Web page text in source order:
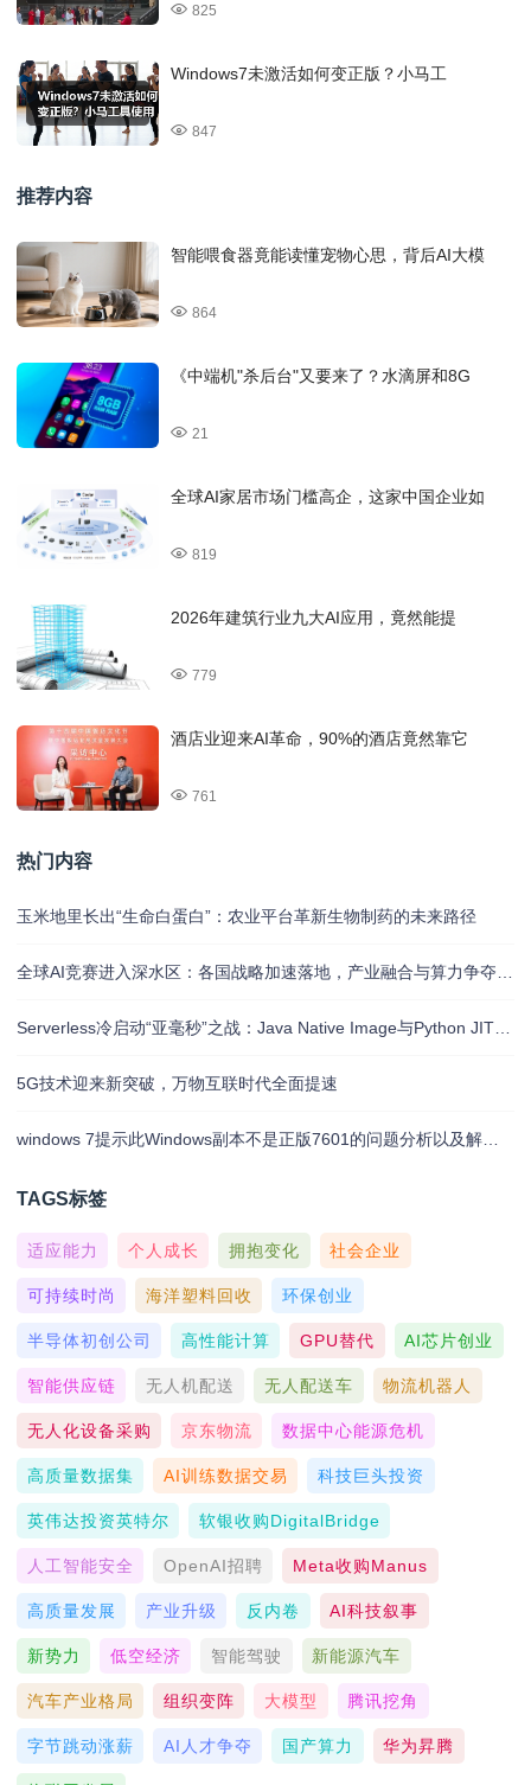
825
Windows7未激活如何变正版？小马工
847
推荐内容
智能喂食器竟能读懂宠物心思，背后AI大模
864
《中端机"杀后台"又要来了？水滴屏和8G
21
全球AI家居市场门槛高企，这家中国企业如
819
2026年建筑行业九大AI应用，竟然能提
779
酒店业迎来AI革命，90%的酒店竟然靠它
761
热门内容
玉米地里长出“生命白蛋白”：农业平台革新生物制药的未来路径
5G技术迎来新突破，万物互联时代全面提速
TAGS标签
适应能力 个人成长 拥抱变化 社会企业
可持续时尚 海洋塑料回收 环保创业
半导体初创公司 高性能计算 GPU替代 AI芯片创业
智能供应链 无人机配送 无人配送车 物流机器人
无人化设备采购 京东物流 数据中心能源危机
高质量数据集 AI训练数据交易 科技巨头投资
英伟达投资英特尔 软银收购DigitalBridge
人工智能安全 OpenAI招聘 Meta收购Manus
高质量发展 产业升级 反内卷 AI科技叙事
新势力 低空经济 智能驾驶 新能源汽车
汽车产业格局 组织变阵 大模型 腾讯挖角
字节跳动涨薪 AI人才争夺 国产算力 华为昇腾